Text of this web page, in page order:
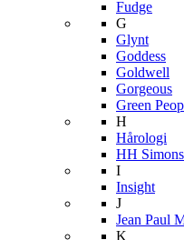
Fudge
G
Glynt
Goddess
Goldwell
Gorgeous
Green
H
Hårologi
HH
I
Insight
J
Jean Paul
K